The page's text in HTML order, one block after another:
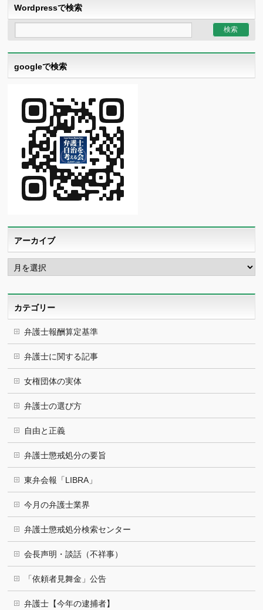
Wordpressで検索
googleで検索
アーカイブ
ア
ー
カ
カテゴリー
弁護士報酬算定基準
弁護士に関する記事
女権団体の実体
弁護士の選び方
自由と正義
弁護士懲戒処分の要旨
東弁会報「LIBRA」
今月の弁護士業界
弁護士懲戒処分検索センター
会長声明・談話（不祥事）
「依頼者見舞金」公告
弁護士【今年の逮捕者】